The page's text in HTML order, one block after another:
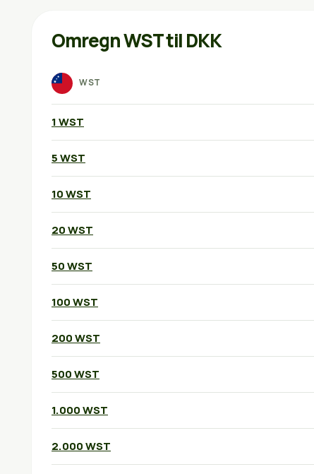
Omregn WST til DKK
WST
1 WST
5 WST
10 WST
20 WST
50 WST
100 WST
200 WST
500 WST
1.000 WST
2.000 WST